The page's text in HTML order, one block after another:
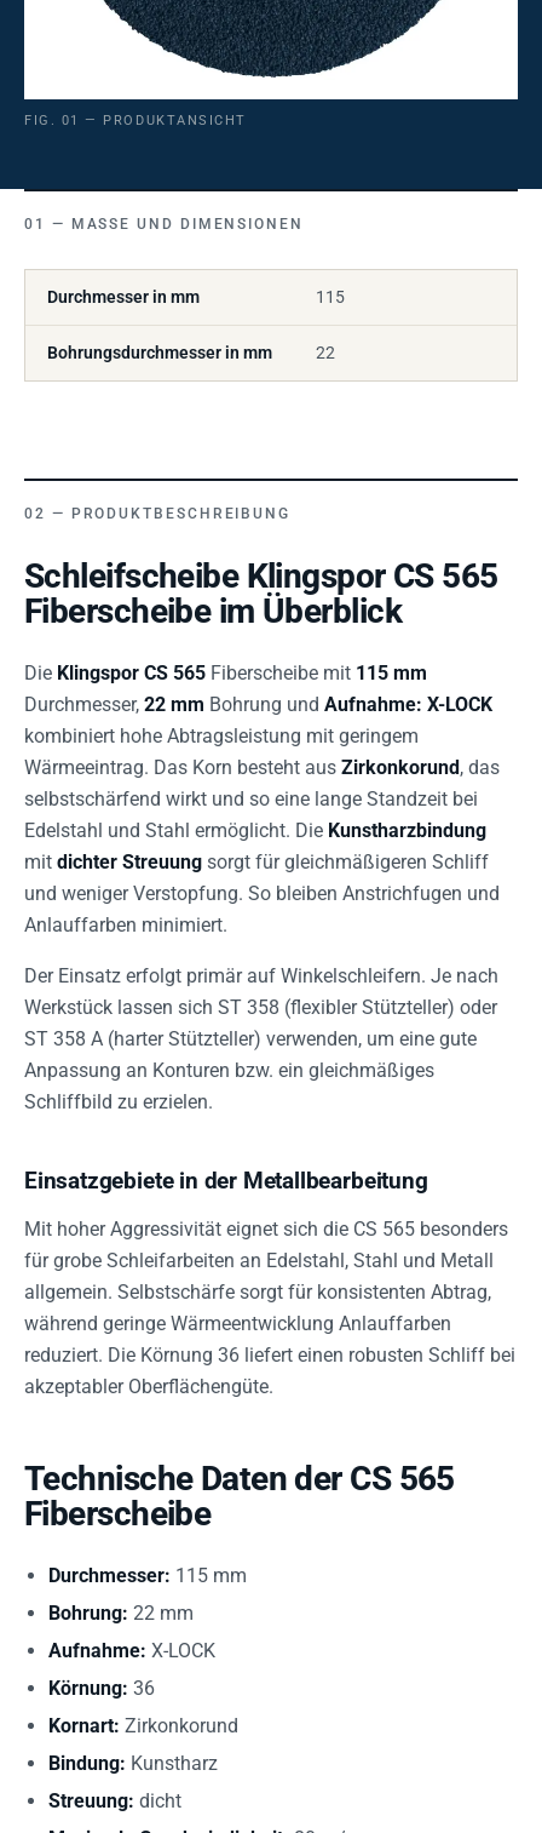
FIG. 01 — PRODUKTANSICHT
MASSE UND DIMENSIONEN
Durchmesser in mm 115
Bohrungsdurchmesser in mm 22
PRODUKTBESCHREIBUNG
Schleifscheibe Klingspor CS 565
Fiberscheibe im Überblick
Die Klingspor CS 565 Fiberscheibe mit 115 mm
Durchmesser, 22 mm Bohrung und Aufnahme: X-LOCK
kombiniert hohe Abtragsleistung mit geringem
Wärmeeintrag. Das Korn besteht aus Zirkonkorund, das
selbstschärfend wirkt und so eine lange Standzeit bei
Edelstahl und Stahl ermöglicht. Die Kunstharzbindung
mit dichter Streuung sorgt für gleichmäßigeren Schliff
und weniger Verstopfung. So bleiben Anstrichfugen und
Anlauffarben minimiert.
Der Einsatz erfolgt primär auf Winkelschleifern. Je nach
Werkstück lassen sich ST 358 (flexibler Stützteller) oder
ST 358 A (harter Stützteller) verwenden, um eine gute
Anpassung an Konturen bzw. ein gleichmäßiges
Schliffbild zu erzielen.
Einsatzgebiete in der Metallbearbeitung
Mit hoher Aggressivität eignet sich die CS 565 besonders
für grobe Schleifarbeiten an Edelstahl, Stahl und Metall
allgemein. Selbstschärfe sorgt für konsistenten Abtrag,
während geringe Wärmeentwicklung Anlauffarben
reduziert. Die Körnung 36 liefert einen robusten Schliff bei
akzeptabler Oberflächengüte.
Technische Daten der CS 565
Fiberscheibe
Durchmesser: 115 mm
Bohrung: 22 mm
Aufnahme: X-LOCK
Körnung: 36
Kornart: Zirkonkorund
Bindung: Kunstharz
Streuung: dicht